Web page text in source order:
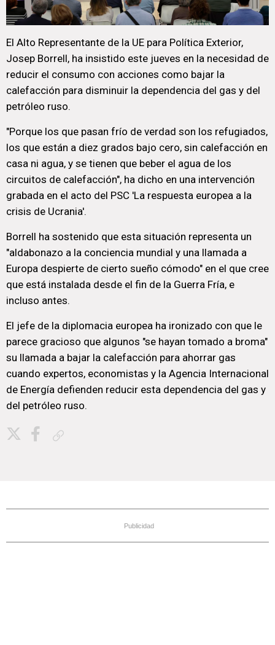
El Alto Representante de la UE para Política Exterior,
Josep Borrell, ha insistido este jueves en la necesidad de
reducir el consumo con acciones como bajar la
calefacción para disminuir la dependencia del gas y del
petróleo ruso.
"Porque los que pasan frío de verdad son los refugiados,
los que están a diez grados bajo cero, sin calefacción en
casa ni agua, y se tienen que beber el agua de los
circuitos de calefacción", ha dicho en una intervención
grabada en el acto del PSC 'La respuesta europea a la
crisis de Ucrania'.
Borrell ha sostenido que esta situación representa un
"aldabonazo a la conciencia mundial y una llamada a
Europa despierte de cierto sueño cómodo" en el que cree
que está instalada desde el fin de la Guerra Fría, e
incluso antes.
El jefe de la diplomacia europea ha ironizado con que le
parece gracioso que algunos "se hayan tomado a broma"
su llamada a bajar la calefacción para ahorrar gas
cuando expertos, economistas y la Agencia Internacional
de Energía defienden reducir esta dependencia del gas y
del petróleo ruso.
Publicidad